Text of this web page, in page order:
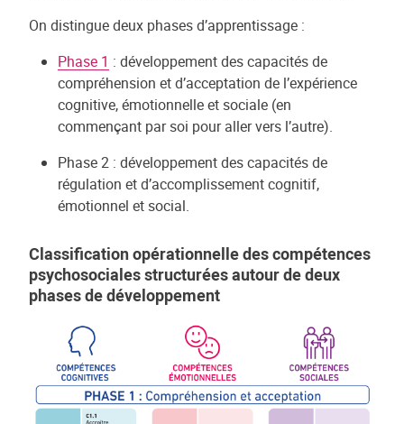
On distingue deux phases d’apprentissage :
Phase 1 : développement des capacités de
compréhension et d’acceptation de l’expérience
cognitive, émotionnelle et sociale (en
commençant par soi pour aller vers l’autre).
Phase 2 : développement des capacités de
régulation et d’accomplissement cognitif,
émotionnel et social.
Classification opérationnelle des compétences
psychosociales structurées autour de deux
phases de développement